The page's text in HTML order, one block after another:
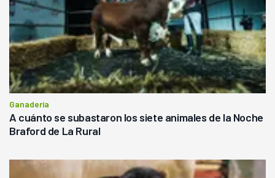
Ganadería
A cuánto se subastaron los siete animales de la Noche
Braford de La Rural